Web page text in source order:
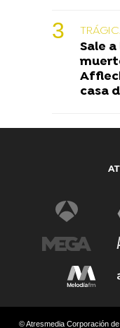
Sale
casa
© Atresmedia Corporación